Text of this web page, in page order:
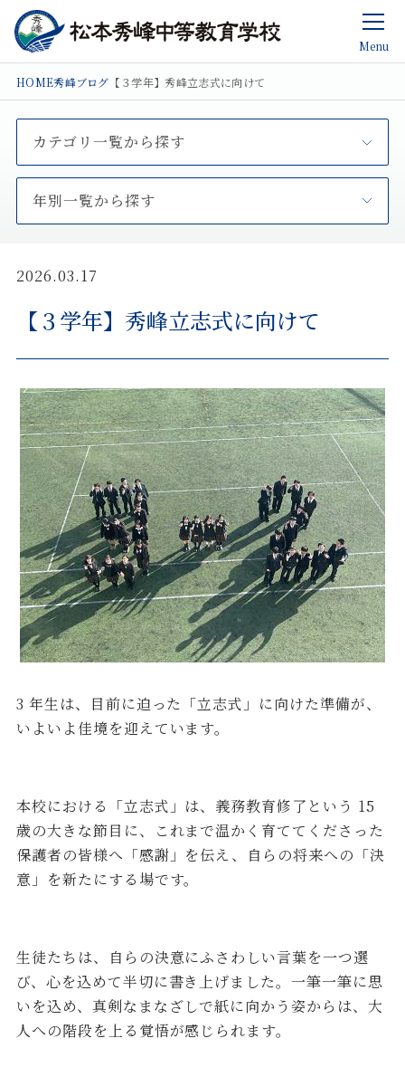
Menu
HOME秀峰ブログ 【３学年】秀峰立志式に向けて
カテゴリ一覧から探す
年別一覧から探す
2026.03.17
【３学年】秀峰立志式に向けて
3 年生は、目前に迫った「立志式」に向けた準備が、
いよいよ佳境を迎えています。
本校における「立志式」は、義務教育修了という 15
歳の大きな節目に、これまで温かく育ててくださった
保護者の皆様へ「感謝」を伝え、自らの将来への「決
意」を新たにする場です。
生徒たちは、自らの決意にふさわしい言葉を一つ選
び、心を込めて半切に書き上げました。一筆一筆に思
いを込め、真剣なまなざしで紙に向かう姿からは、大
人への階段を上る覚悟が感じられます。